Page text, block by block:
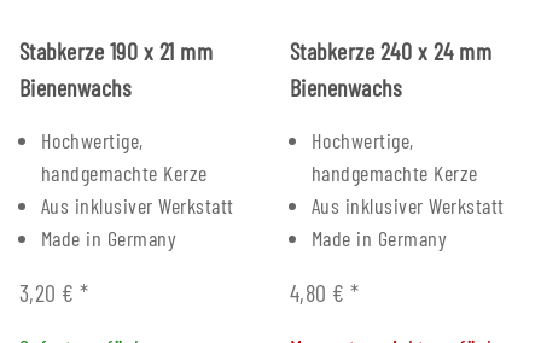
Stabkerze 190 x 21 mm
Bienenwachs
Hochwertige,
handgemachte Kerze
Aus inklusiver Werkstatt
Made in Germany
3,20 €*
Stabkerze 240 x 24 mm
Bienenwachs
Hochwertige,
handgemachte Kerze
Aus inklusiver Werkstatt
Made in Germany
4,80 €*